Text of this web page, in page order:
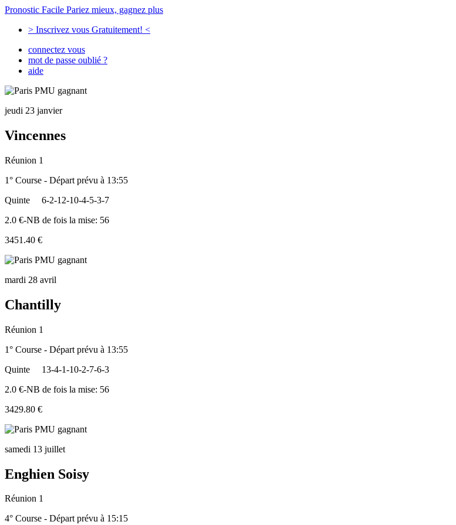
Pronostic Facile Pariez mieux, gagnez plus
> Inscrivez vous Gratuitement! <
connectez vous
mot de passe oublié ?
aide
jeudi 23 janvier
Vincennes
Réunion 1
1° Course - Départ prévu à 13:55
Quinte
6-2-12-10-4-5-3-7
2.0 €-NB de fois la mise: 56
3451.40 €
mardi 28 avril
Chantilly
Réunion 1
1° Course - Départ prévu à 13:55
Quinte
13-4-1-10-2-7-6-3
2.0 €-NB de fois la mise: 56
3429.80 €
samedi 13 juillet
Enghien Soisy
Réunion 1
4° Course - Départ prévu à 15:15